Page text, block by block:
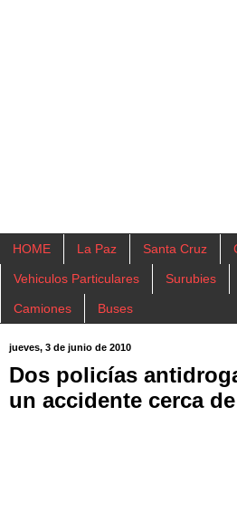
HOME La Paz Santa Cruz
Vehiculos Particulares Surubies
Camiones Buses
jueves, 3 de junio de 2010
Dos policías
un accidente cerca